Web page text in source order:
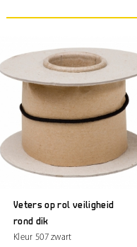
Veters op rol veiligheid
rond dik
Kleur 507 zwart